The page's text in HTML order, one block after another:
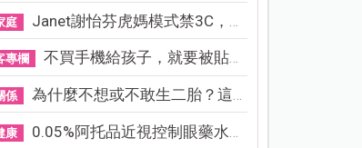
庭 Janet謝怡芬虎媽模式禁3C，看...
專欄 不買手機給孩子，就要被貼「...
係 為什麼不想或不敢生二胎？這8...
康 0.05%阿托品近視控制眼藥水納...